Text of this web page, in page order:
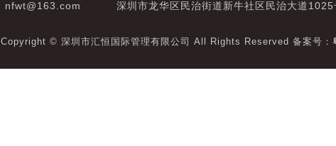
nfwt@163.com 深圳市龙华区民治街道新牛社区民治大道1025
Copyright © 深圳市汇恒国际管理有限公司 All Rights Reserved 备案号：